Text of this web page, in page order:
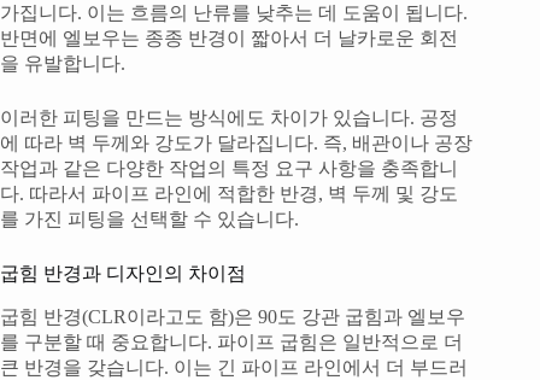
가집니다. 이는 흐름의 난류를 낮추는 데 도움이 됩니다.
반면에 엘보우는 종종 반경이 짧아서 더 날카로운 회전
을 유발합니다.
이러한 피팅을 만드는 방식에도 차이가 있습니다. 공정
에 따라 벽 두께와 강도가 달라집니다. 즉, 배관이나 공장
작업과 같은 다양한 작업의 특정 요구 사항을 충족합니
다. 따라서 파이프 라인에 적합한 반경, 벽 두께 및 강도
를 가진 피팅을 선택할 수 있습니다.
굽힘 반경과 디자인의 차이점
굽힘 반경(CLR이라고도 함)은 90도 강관 굽힘과 엘보우
를 구분할 때 중요합니다. 파이프 굽힘은 일반적으로 더
큰 반경을 갖습니다. 이는 긴 파이프 라인에서 더 부드러